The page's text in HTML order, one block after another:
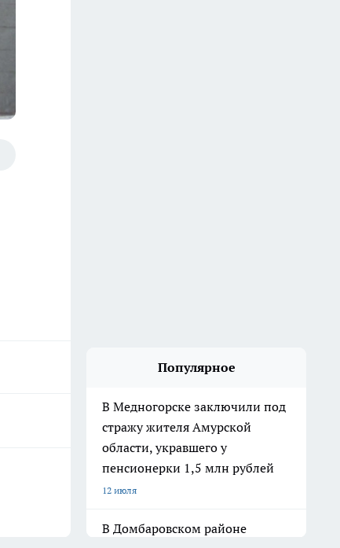
Популярное
В Медногорске заключили под
стражу жителя Амурской
области, укравшего у
пенсионерки 1,5 млн рублей
12 июля
В Домбаровском районе